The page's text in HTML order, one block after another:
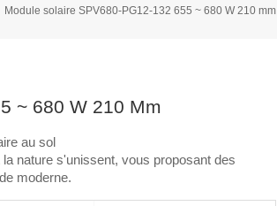
Module solaire SPV680-PG12-132 655 ~ 680 W 210 mm
~ 680 W 210 Mm
au sol
nature s'unissent, vous proposant des
moderne.